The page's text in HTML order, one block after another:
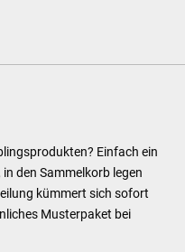
Einfach ein
den Sammelkorb legen
kümmert sich sofort
Musterpaket bei